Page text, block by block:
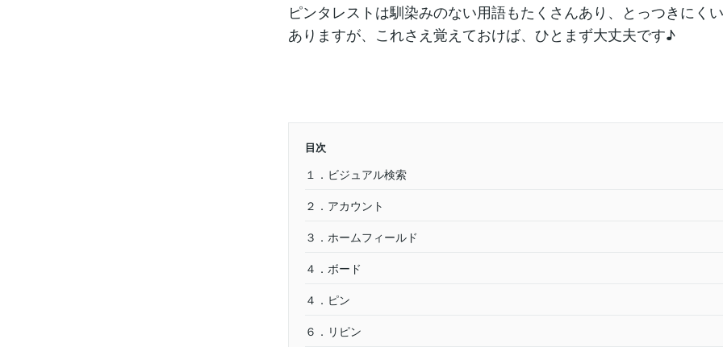
ピンタレストは馴染みのない用語もたくさんあり、とっつきにく
ありますが、これさえ覚えておけば、ひとまず大丈夫です♪
目次
１．ビジュアル検索
２．アカウント
３．ホームフィールド
４．ボード
４．ピン
６．リピン